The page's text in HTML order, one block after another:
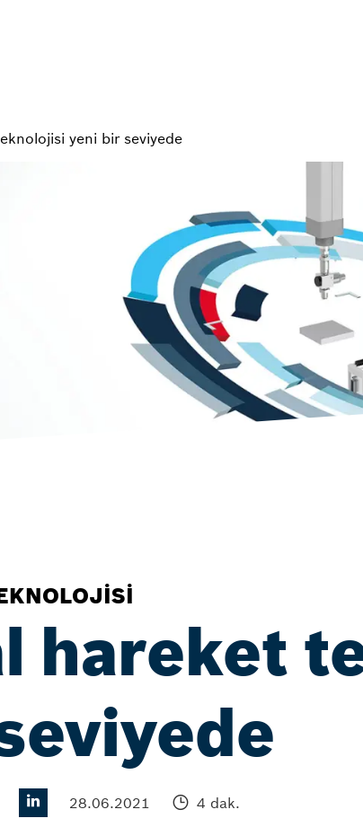
yeni bir seviyede
hareket
28.06.2021 4 dak.